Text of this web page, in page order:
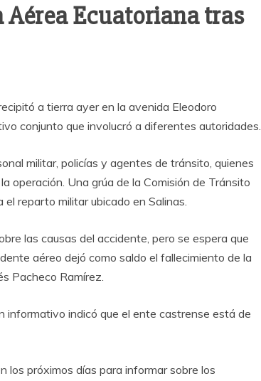
Ecuatoriana tras
a tierra ayer en la avenida Eleodoro
conjunto que involucró a diferentes autoridades.
militar, policías y agentes de tránsito, quienes
operación. Una grúa de la Comisión de Tránsito
reparto militar ubicado en Salinas.
las causas del accidente, pero se espera que
aéreo dejó como saldo el fallecimiento de la
Pacheco Ramírez.
informativo indicó que el ente castrense está de
los próximos días para informar sobre los